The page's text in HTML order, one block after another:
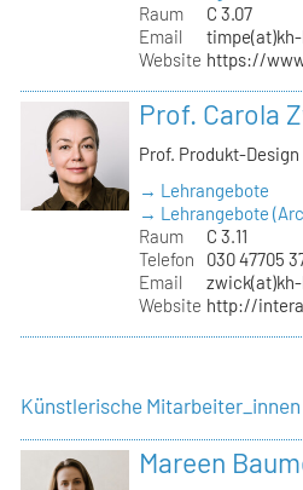
Raum
C 3.07
Email
Website https://
Prof. Carola
Prof. Produkt-Design
→ Lehrangebote
→ Lehrangebote
Raum
C 3.11
Telefon
030 47705
Email
Website http://
Künstlerische Mitarbeiter_innen
Mareen